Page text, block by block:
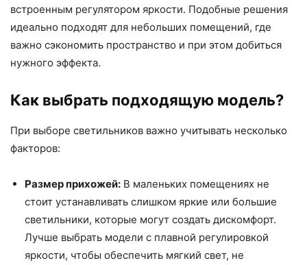
встроенным регулятором яркости. Подобные решения
идеально подходят для небольших помещений, где
важно сэкономить пространство и при этом добиться
нужного эффекта.
Как выбрать подходящую модель?
При выборе светильников важно учитывать несколько
факторов:
Размер прихожей: В маленьких помещениях не
стоит устанавливать слишком яркие или большие
светильники, которые могут создать дискомфорт.
Лучше выбрать модели с плавной регулировкой
яркости, чтобы обеспечить мягкий свет, не